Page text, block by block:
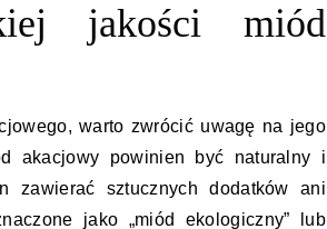
jakości miód
warto zwrócić uwagę na jego
akacjowy powinien być naturalny i
zawierać sztucznych dodatków ani
jako „miód ekologiczny” lub